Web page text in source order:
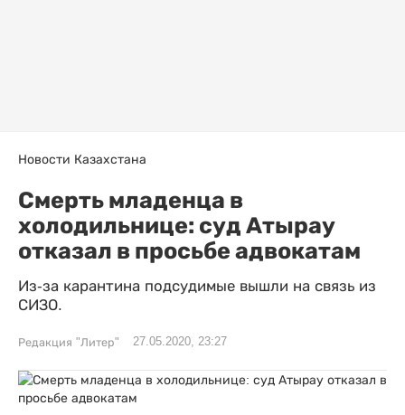
Новости Казахстана
Смерть младенца в
холодильнице: суд Атырау
отказал в просьбе адвокатам
Из-за карантина подсудимые вышли на связь из
СИЗО.
Редакция "Литер" 27.05.2020, 23:27